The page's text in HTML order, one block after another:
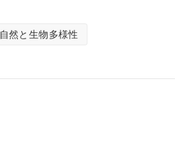
自然と生物多様性